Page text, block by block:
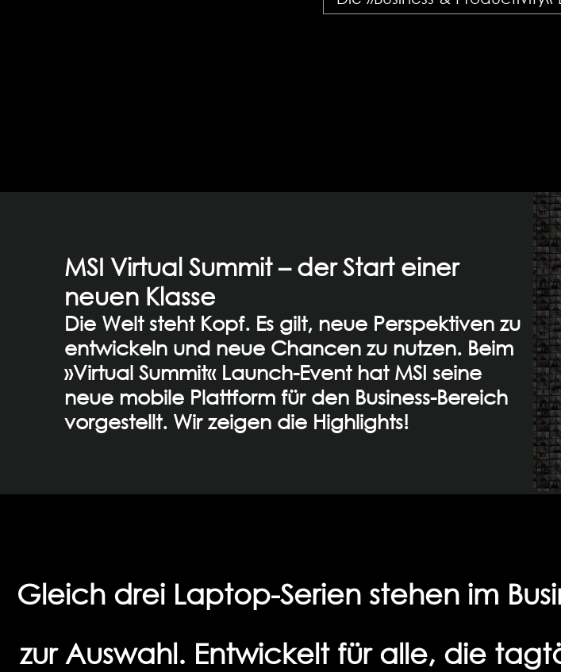
MSI Virtual Summit – der Start einer
neuen Klasse
Die Welt steht Kopf. Es gilt, neue Perspektiven zu
entwickeln und neue Chancen zu nutzen. Beim
»Virtual Summit« Launch-Event hat MSI seine
neue mobile Plattform für den Business-Bereich
vorgestellt. Wir zeigen die Highlights!
Gleich drei Laptop-Serien stehen im
zur Auswahl. Entwickelt für alle, die